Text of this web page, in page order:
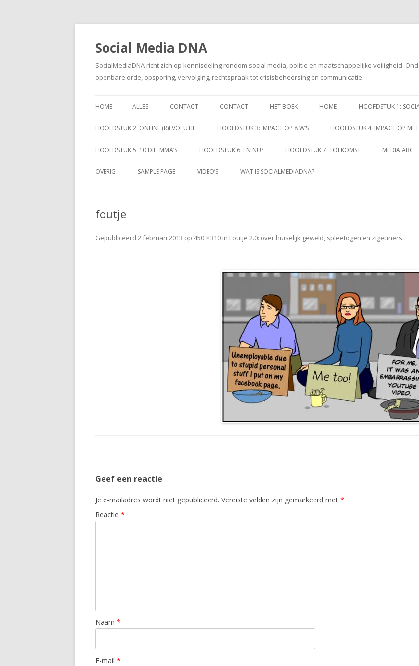
Social Media DNA
SocialMediaDNA richt zich op kennisdeling rondom social media, politie en maatschappelijke veiligheid.
openbare orde, opsporing, vervolging, rechtspraak tot crisisbeheersing en communicatie.
naar
HOME ALLES CONTACT CONTACT HET BOEK HOME HOOFDSTUK 1:
HOOFDSTUK 2: ONLINE (R)EVOLUTIE HOOFDSTUK 3: IMPACT OP 8 W’S HOOFDSTUK 4: IMPACT OP
HOOFDSTUK 5: 10 DILEMMA’S HOOFDSTUK 6: EN NU? HOOFDSTUK 7: TOEKOMST MEDIA ABC
OVERIG SAMPLE PAGE VIDEO’S WAT IS SOCIALMEDIADNA?
foutje
Gepubliceerd 2 februari 2013 op 450 × 310 in Foutje 2.0: over huiselijk geweld, spleetogen en zigeuners.
Geef een reactie
Je e-mailadres wordt niet gepubliceerd. Vereiste velden zijn gemarkeerd met *
Reactie *
Naam *
E-mail *